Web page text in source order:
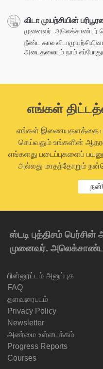
விடா முயற்சியின்
முனைவர். அலெக்சாண்டர்
நீண்ட கால
அடைதலையும் நாம்
எங்கள்
எங்கள் இணையதளத்தை
செய்வதும் உங்களின்
எங்களது படைப்புகளைப்
அல்லது மாதந்தோறும்
ஸ்டடி புத்திசம்
முனைவர். அலெக்சாண்டர்
பின்னூட்டம் அனுப்புக
FAQ
தளவரைபடம்
Privacy Policy
Newsletter
அண்மை உள்ளடக்கம்
Progress Reports
Courses